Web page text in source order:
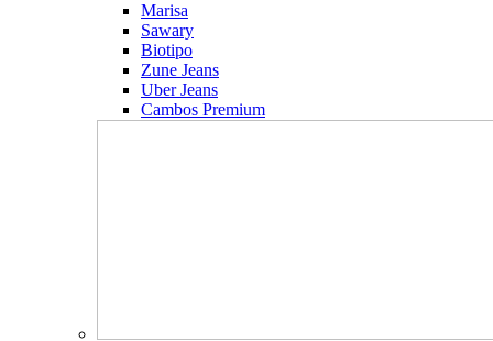
Marisa
Sawary
Biotipo
Zune Jeans
Uber Jeans
Cambos Premium